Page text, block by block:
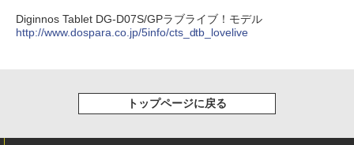
Diginnos Tablet DG-D07S/GPラブライブ！モデル
http://www.dospara.co.jp/5info/cts_dtb_lovelive
トップページに戻る